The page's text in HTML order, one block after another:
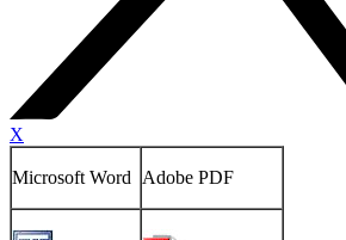
X
Microsoft Word Adobe PDF